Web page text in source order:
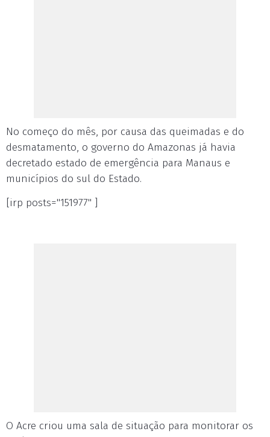
No começo do mês, por causa das queimadas e do
desmatamento, o governo do Amazonas já havia
decretado estado de emergência para Manaus e
municípios do sul do Estado.
[irp posts="151977" ]
O Acre criou uma sala de situação para monitorar os